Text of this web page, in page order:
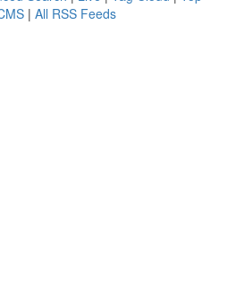
| All RSS Feeds